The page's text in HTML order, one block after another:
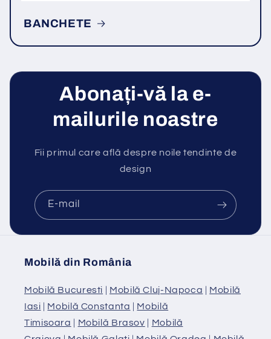
BANCHETE
Abonați-vă la e-
mailurile noastre
Fii primul care află despre noile tendinte de
design
E-mail
Mobilă din România
Mobilă Bucuresti | Mobilă Cluj-Napoca | Mobilă
Iasi | Mobilă Constanta | Mobilă
Timisoara | Mobilă Brasov | Mobilă